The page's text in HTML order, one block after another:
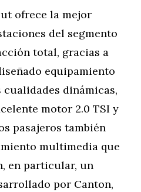
ofrece la mejor
del segmento
total, gracias a
equipamiento
dinámicas,
motor 2.0 TSI y
pasajeros también
multimedia que
en particular, un
por Canton,